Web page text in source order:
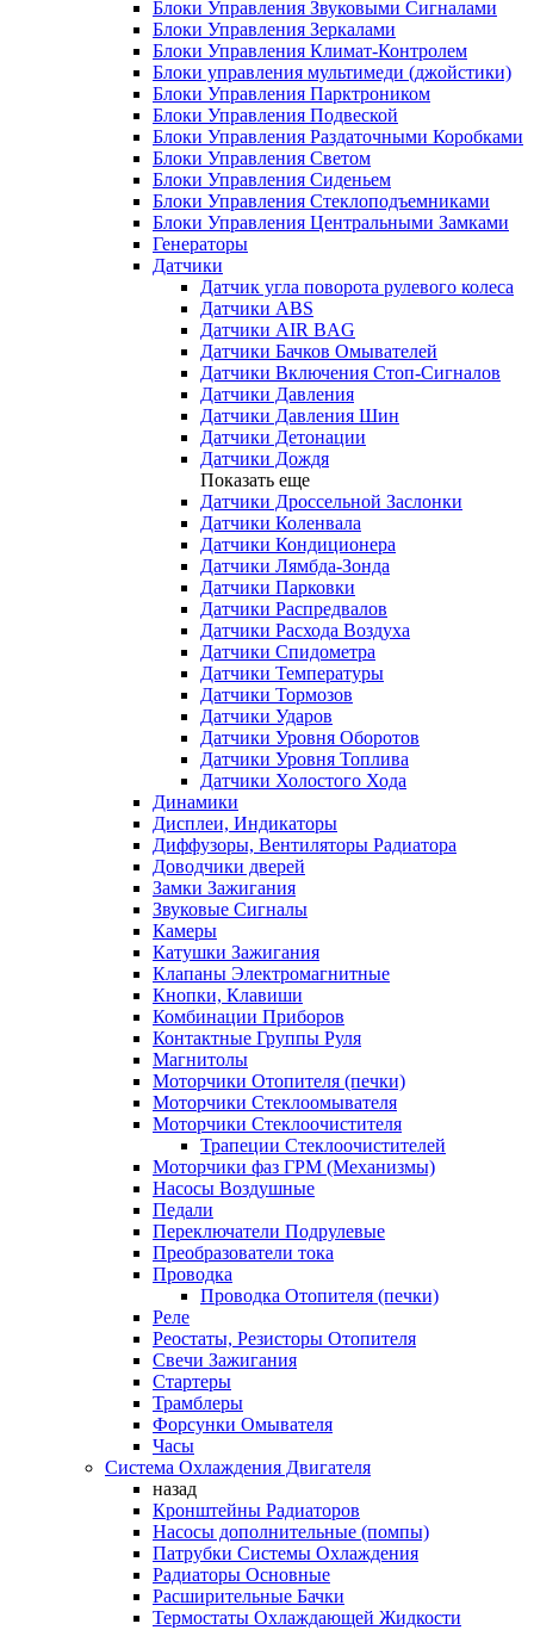
Блоки Управления Звуковыми Сигналами
Блоки Управления Зеркалами
Блоки Управления Климат-Контролем
Блоки управления мультимеди (джойстики)
Блоки Управления Парктроником
Блоки Управления Подвеской
Блоки Управления Раздаточными Коробками
Блоки Управления Светом
Блоки Управления Сиденьем
Блоки Управления Стеклоподъемниками
Блоки Управления Центральными Замками
Генераторы
Датчики
Датчик угла поворота рулевого колеса
Датчики ABS
Датчики AIR BAG
Датчики Бачков Омывателей
Датчики Включения Стоп-Сигналов
Датчики Давления
Датчики Давления Шин
Датчики Детонации
Датчики Дождя
Показать еще
Датчики Дроссельной Заслонки
Датчики Коленвала
Датчики Кондиционера
Датчики Лямбда-Зонда
Датчики Парковки
Датчики Распредвалов
Датчики Расхода Воздуха
Датчики Спидометра
Датчики Температуры
Датчики Тормозов
Датчики Ударов
Датчики Уровня Оборотов
Датчики Уровня Топлива
Датчики Холостого Хода
Динамики
Дисплеи, Индикаторы
Диффузоры, Вентиляторы Радиатора
Доводчики дверей
Замки Зажигания
Звуковые Сигналы
Камеры
Катушки Зажигания
Клапаны Электромагнитные
Кнопки, Клавиши
Комбинации Приборов
Контактные Группы Руля
Магнитолы
Моторчики Отопителя (печки)
Моторчики Стеклоомывателя
Моторчики Стеклоочистителя
Трапеции Стеклоочистителей
Моторчики фаз ГРМ (Механизмы)
Насосы Воздушные
Педали
Переключатели Подрулевые
Преобразователи тока
Проводка
Проводка Отопителя (печки)
Реле
Реостаты, Резисторы Отопителя
Свечи Зажигания
Стартеры
Трамблеры
Форсунки Омывателя
Часы
Система Охлаждения Двигателя
назад
Кронштейны Радиаторов
Насосы дополнительные (помпы)
Патрубки Системы Охлаждения
Радиаторы Основные
Расширительные Бачки
Термостаты Охлаждающей Жидкости